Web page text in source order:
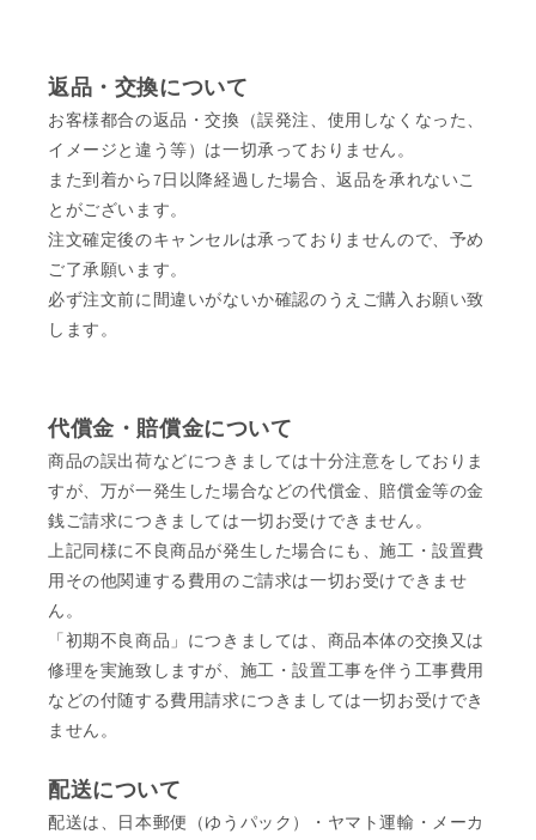
返品・交換について
お客様都合の返品・交換（誤発注、使用しなくなった、
イメージと違う等）は一切承っておりません。
また到着から7日以降経過した場合、返品を承れないこ
とがございます。
注文確定後のキャンセルは承っておりませんので、予め
ご了承願います。
必ず注文前に間違いがないか確認のうえご購入お願い致
します。
代償金・賠償金について
商品の誤出荷などにつきましては十分注意をしておりま
すが、万が一発生した場合などの代償金、賠償金等の金
銭ご請求につきましては一切お受けできません。
上記同様に不良商品が発生した場合にも、施工・設置費
用その他関連する費用のご請求は一切お受けできませ
ん。
「初期不良商品」につきましては、商品本体の交換又は
修理を実施致しますが、施工・設置工事を伴う工事費用
などの付随する費用請求につきましては一切お受けでき
ません。
配送について
配送は、日本郵便（ゆうパック）・ヤマト運輸・メーカ